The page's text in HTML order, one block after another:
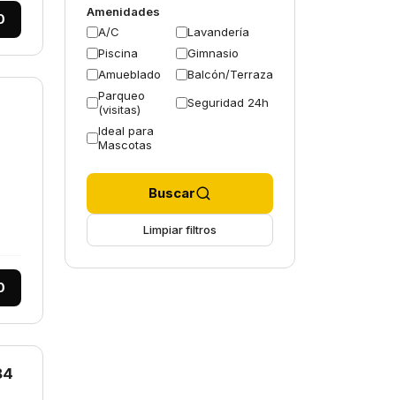
Amenidades
A/C
Lavandería
Piscina
Gimnasio
Amueblado
Balcón/Terraza
Parqueo
(visitas)
Seguridad 24h
Ideal para
Mascotas
Buscar
Limpiar filtros